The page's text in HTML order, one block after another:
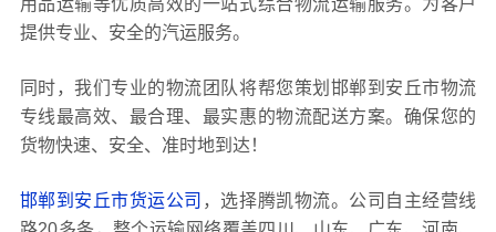
用品运输等优质高效的一站式综合物流运输服务。为客户
提供专业、安全的汽运服务。
同时，我们专业的物流团队将帮您策划邯郸到安丘市物流
专线最高效、最合理、最实惠的物流配送方案。确保您的
货物快速、安全、准时地到达！
邯郸到安丘市货运公司 ，选择腾凯物流。公司自主经营线